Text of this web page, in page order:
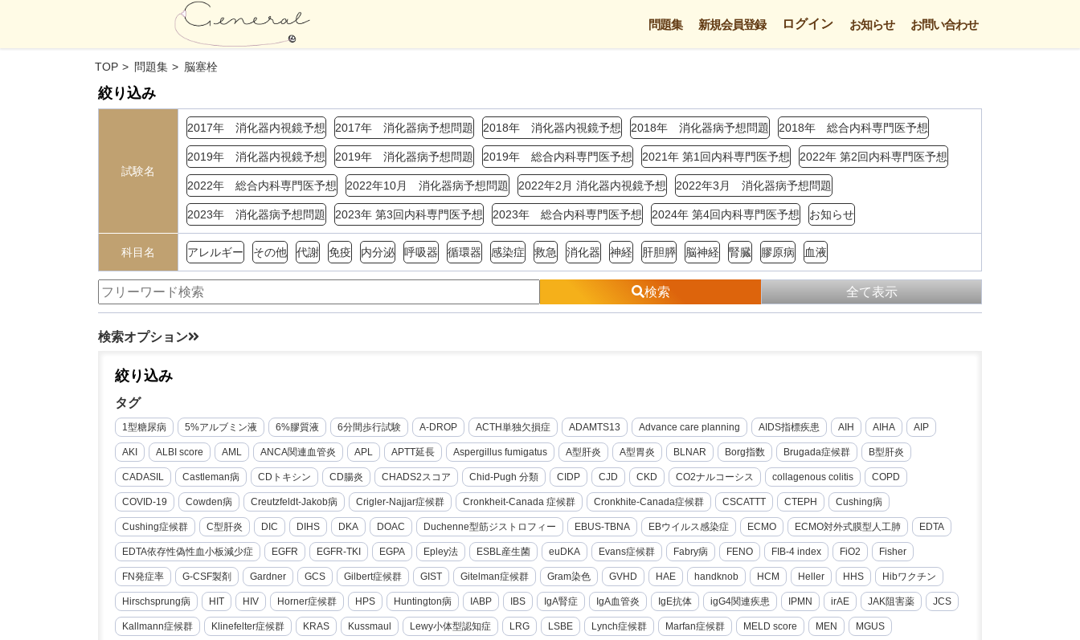
問題集 新規会員登録 ログイン お知らせ お問い合わせ
TOP 問題集 脳塞栓
絞り込み
試験名
2017年 消化器内視鏡予想 2017年 消化器病予想問題 2018年 消化器内視鏡予想 2018年 消化器病予想問題 2018年 総合内科専門医予想
2019年 消化器内視鏡予想 2019年 消化器病予想問題 2019年 総合内科専門医予想 2021年 第1回内科専門医予想 2022年 第2回内科専門医予想
2022年 総合内科専門医予想 2022年10月 消化器病予想問題 2022年2月 消化器内視鏡予想 2022年3月 消化器病予想問題
2023年 消化器病予想問題 2023年 第3回内科専門医予想 2023年 総合内科専門医予想 2024年 第4回内科専門医予想 お知らせ
科目名 アレルギー その他 代謝 免疫 内分泌 呼吸器 循環器 感染症 救急 消化器 神経 肝胆膵 脳神経 腎臓 膠原病 血液
検索 全て表示
検索オプション
絞り込み
タグ
1型糖尿病 5%アルブミン液 6%膠質液 6分間歩行試験 A-DROP ACTH単独欠損症 ADAMTS13 Advance care planning AIDS指標疾患 AIH AIHA AIP
AKI ALBI score AML ANCA関連血管炎 APL APTT延長 Aspergillus fumigatus A型肝炎 A型胃炎 BLNAR Borg指数 Brugada症候群 B型肝炎
CADASIL Castleman病 CDトキシン CD腸炎 CHADS2スコア Chid-Pugh 分類 CIDP CJD CKD CO2ナルコーシス collagenous colitis COPD
COVID-19 Cowden病 Creutzfeldt-Jakob病 Crigler-Najjar症候群 Cronkheit-Canada 症候群 Cronkhite-Canada症候群 CSCATTT CTEPH Cushing病
Cushing症候群 C型肝炎 DIC DIHS DKA DOAC Duchenne型筋ジストロフィー EBUS-TBNA EBウイルス感染症 ECMO ECMO対外式膜型人工肺 EDTA
EDTA依存性偽性血小板減少症 EGFR EGFR-TKI EGPA Epley法 ESBL産生菌 euDKA Evans症候群 Fabry病 FENO FIB-4 index FiO2 Fisher
FN発症率 G-CSF製剤 Gardner GCS Gilbert症候群 GIST Gitelman症候群 Gram染色 GVHD HAE handknob HCM Heller HHS Hibワクチン
Hirschsprung病 HIT HIV Horner症候群 HPS Huntington病 IABP IBS IgA腎症 IgA血管炎 IgE抗体 igG4関連疾患 IPMN irAE JAK阻害薬 JCS
Kallmann症候群 Klinefelter症候群 KRAS Kussmaul Lewy小体型認知症 LRG LSBE Lynch症候群 Marfan症候群 MELD score MEN MGUS